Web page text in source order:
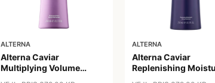
ALTERNA
Alterna Caviar
Multiplying Volume
ALTERNA
Alterna Caviar
Replenishing